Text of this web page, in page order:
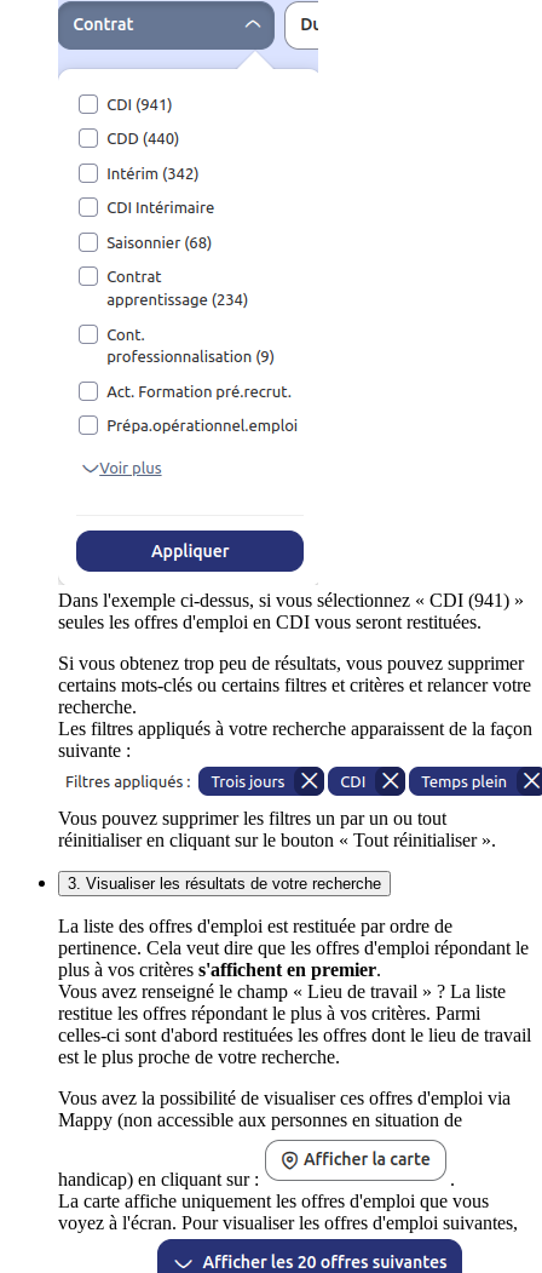
Dans l'exemple ci-dessus, si vous sélectionnez « CDI (941) »
seules les offres d'emploi en CDI vous seront restituées.
Si vous obtenez trop peu de résultats, vous pouvez supprimer
certains mots-clés ou certains filtres et critères et relancer votre
recherche.
Les filtres appliqués à votre recherche apparaissent de la façon
suivante :
Vous pouvez supprimer les filtres un par un ou tout
réinitialiser en cliquant sur le bouton « Tout réinitialiser ».
3. Visualiser les résultats de votre recherche
La liste des offres d'emploi est restituée par ordre de
pertinence. Cela veut dire que les offres d'emploi répondant le
plus à vos critères s'affichent en premier.
Vous avez renseigné le champ « Lieu de travail » ? La liste
restitue les offres répondant le plus à vos critères. Parmi
celles-ci sont d'abord restituées les offres dont le lieu de travail
est le plus proche de votre recherche.
Vous avez la possibilité de visualiser ces offres d'emploi via
Mappy (non accessible aux personnes en situation de
handicap) en cliquant sur :
.
La carte affiche uniquement les offres d'emploi que vous
voyez à l'écran. Pour visualiser les offres d'emploi suivantes,